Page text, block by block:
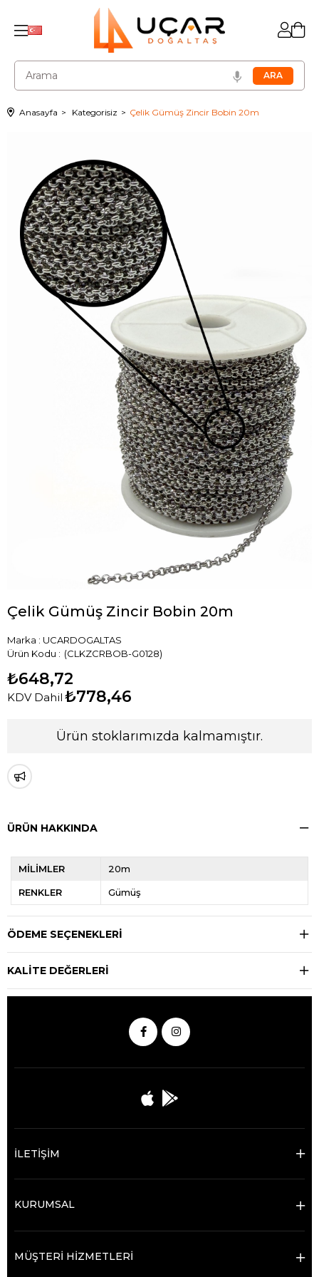
Anasayfa Kategorisiz Çelik Gümüş Zincir Bobin 20m
Çelik Gümüş Zincir Bobin 20m
Marka : UCARDOGALTAS
(CLKZCRBOB-G0128)
₺648,72
KDV Dahil ₺778,46
Ürün stoklarımızda kalmamıştır.
ÜRÜN HAKKINDA
MİLİMLER 20m
RENKLER Gümüş
ÖDEME SEÇENEKLERI
KALİTE DEĞERLERİ
İLETİŞİM
KURUMSAL
MÜŞTERİ HİZMETLERİ